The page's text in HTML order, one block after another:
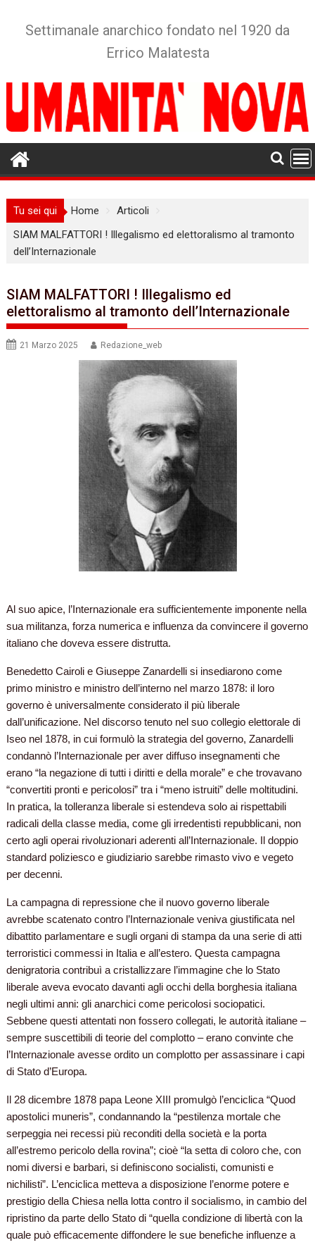
Settimanale anarchico fondato nel 1920 da
Errico Malatesta
Tu sei qui Home
Articoli
SIAM MALFATTORI ! Illegalismo ed elettoralismo al tramonto
dell’Internazionale
SIAM MALFATTORI ! Illegalismo ed
elettoralismo al tramonto dell’Internazionale
21 Marzo 2025 Redazione_web
Al suo apice, l’Internazionale era sufficientemente imponente nella
sua militanza, forza numerica e influenza da convincere il governo
italiano che doveva essere distrutta.
Benedetto Cairoli e Giuseppe Zanardelli si insediarono come
primo ministro e ministro dell’interno nel marzo 1878: il loro
governo è universalmente considerato il più liberale
dall’unificazione. Nel discorso tenuto nel suo collegio elettorale di
Iseo nel 1878, in cui formulò la strategia del governo, Zanardelli
condannò l’Internazionale per aver diffuso insegnamenti che
erano “la negazione di tutti i diritti e della morale” e che trovavano
“convertiti pronti e pericolosi” tra i “meno istruiti” delle moltitudini.
In pratica, la tolleranza liberale si estendeva solo ai rispettabili
radicali della classe media, come gli irredentisti repubblicani, non
certo agli operai rivoluzionari aderenti all’Internazionale. Il doppio
standard poliziesco e giudiziario sarebbe rimasto vivo e vegeto
per decenni.
La campagna di repressione che il nuovo governo liberale
avrebbe scatenato contro l’Internazionale veniva giustificata nel
dibattito parlamentare e sugli organi di stampa da una serie di atti
terroristici commessi in Italia e all’estero. Questa campagna
denigratoria contribuì a cristallizzare l’immagine che lo Stato
liberale aveva evocato davanti agli occhi della borghesia italiana
negli ultimi anni: gli anarchici come pericolosi sociopatici.
Sebbene questi attentati non fossero collegati, le autorità italiane –
sempre suscettibili di teorie del complotto – erano convinte che
l’Internazionale avesse ordito un complotto per assassinare i capi
di Stato d’Europa.
Il 28 dicembre 1878 papa Leone XIII promulgò l’enciclica “Quod
apostolici muneris”, condannando la “pestilenza mortale che
serpeggia nei recessi più reconditi della società e la porta
all’estremo pericolo della rovina”; cioè “la setta di coloro che, con
nomi diversi e barbari, si definiscono socialisti, comunisti e
nichilisti”. L’enciclica metteva a disposizione l’enorme potere e
prestigio della Chiesa nella lotta contro il socialismo, in cambio del
ripristino da parte dello Stato di “quella condizione di libertà con la
quale può efficacemente diffondere le sue benefiche influenze a